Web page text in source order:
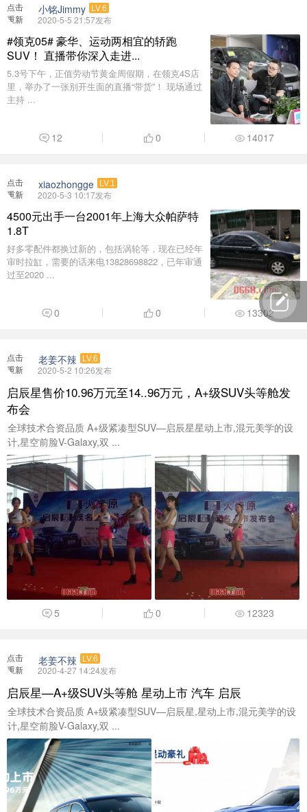
点击
重新
小铭Jimmy LV.6
2020-5-5 21:57发布
#领克05# 豪华、运动两相宜的轿跑
SUV！ 直播带你深入走进...
5.3号下午，正值劳动节黄金周假期，在领克4S店
里，举办了一张别开生面的直播“带货”！ 现场通过
主持 ...
12 0 14017
点击
重新
xiaozhongge LV.1
2020-5-3 10:17发布
4500元出手一台2001年上海大众帕萨特
1.8T
好多零配件都换过新的，包括涡轮等，现在已经年
审时拉缸，需要的话来电13828698822，已年审通
过至2020 ...
0 0 13302
点击
重新
老姜不辣 LV.6
2020-5-2 10:26发布
启辰星售价10.96万元至14..96万元，A+级SUV头等舱发
布会
全球技术合资品质 A+级紧凑型SUV—启辰星星动上市,混元美学的设
计,星空前脸V-Galaxy,双 ...
5 0 12323
点击
重新
老姜不辣 LV.6
2020-4-27 14:24发布
启辰星—A+级SUV头等舱 星动上市 汽车 启辰
全球技术合资品质 A+级紧凑型SUV—启辰星,星动上市,混元美学的设
计,星空前脸V-Galaxy,双 ...